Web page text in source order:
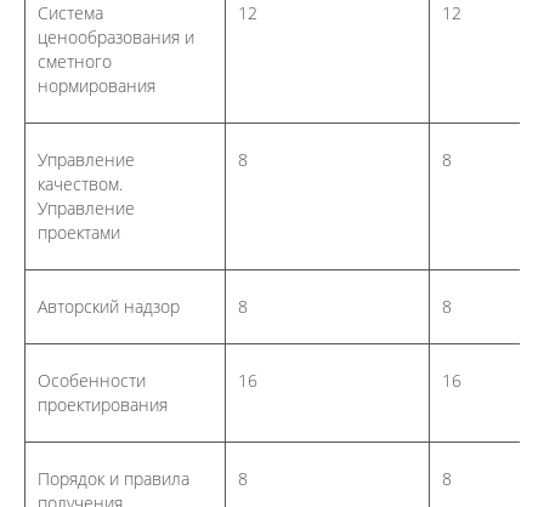
Система
ценообразования и
сметного
нормирования
12 12
Управление
качеством.
Управление
проектами
8 8
Авторский надзор 8 8
Особенности
проектирования
16 16
Порядок и правила
8 8